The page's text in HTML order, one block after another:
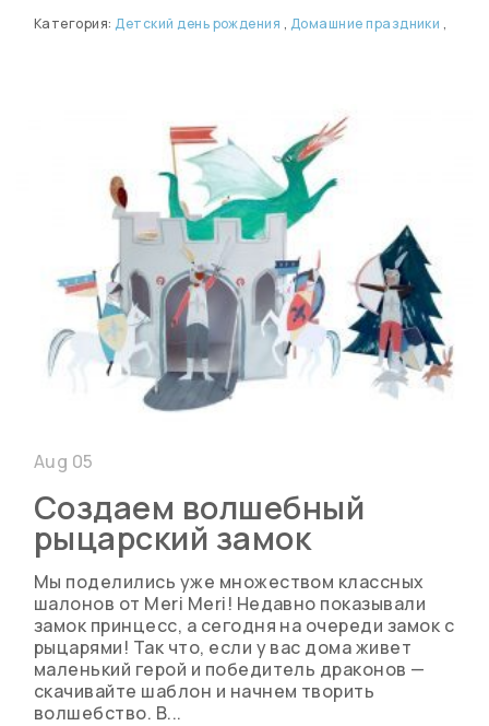
Категория:Детский день рождения , Домашние праздники ,
Создаем волшебный
рыцарский замок
Мы поделились уже множеством классных
шалонов от Meri Meri! Недавно показывали
замок принцесс, а сегодня на очереди замок с
рыцарями! Так что, если у вас дома живет
маленький герой и победитель драконов —
скачивайте шаблон и начнем творить
волшебство. В...
Aug 05